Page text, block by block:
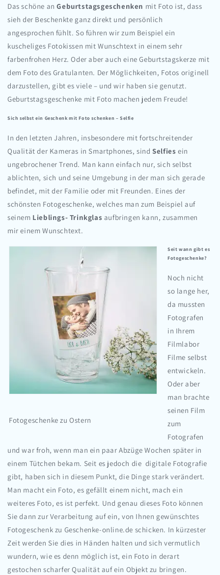
Das schöne anGeburtstagsgeschenken mit Foto ist, dass
sieh der Beschenkte ganz direkt und persönlich
angesprochen fühlt. So führen wir zum Beispiel ein
kuscheliges Fotokissen mit Wunschtext in einem sehr
farbenfrohen Herz. Oder aber auch eine Geburtstagskerze mit
dem Foto des Gratulanten. Der Möglichkeiten, Fotos originell
darzustellen, gibt es viele – und wir haben sie genutzt.
Geburtstagsgeschenke mit Foto machen jedem Freude!
Sich selbst ein Geschenk mit Foto schenken – Selfie
In den letzten Jahren, insbesondere mit fortschreitender
Qualität der Kameras in Smartphones, sindSelfies ein
ungebrochener Trend. Man kann einfach nur, sich selbst
ablichten, sich und seine Umgebung in der man sich gerade
befindet, mit der Familie oder mit Freunden. Eines der
schönsten Fotogeschenke, welches man zum Beispiel auf
seinem Lieblings- Trinkglas aufbringen kann, zusammen
mir einem Wunschtext.
Fotogeschenke zu Ostern
Seit wann gibt es
Fotogeschenke?
Noch nicht
so lange her,
da mussten
Fotografen
in Ihrem
Filmlabor
Filme selbst
entwickeln.
Oder aber
man brachte
seinen Film
zum
Fotografen
und war froh, wenn man ein paar Abzüge Wochen später in
einem Tütchen bekam. Seit es jedoch die digitale Fotografie
gibt, haben sich in diesem Punkt, die Dinge stark verändert.
Man macht ein Foto, es gefällt einem nicht, mach ein
weiteres Foto, es ist perfekt. Und genau dieses Foto können
Sie dann zur Verarbeitung auf ein, von Ihnen gewünschtes
Fotogeschenk zu Geschenke-online.de schicken. In kürzester
Zeit werden Sie dies in Händen halten und sich vermutlich
wundern, wie es denn möglich ist, ein Foto in derart
gestochen scharfer Qualität auf ein Objekt zu bringen.